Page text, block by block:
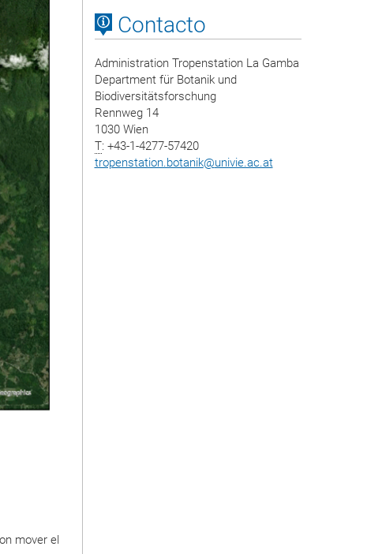
mover el
Contacto
Administration Tropenstation La Gamba
Department für Botanik und
Biodiversitätsforschung
Rennweg 14
1030 Wien
T: +43-1-4277-57420
tropenstation.botanik@univie.ac.at